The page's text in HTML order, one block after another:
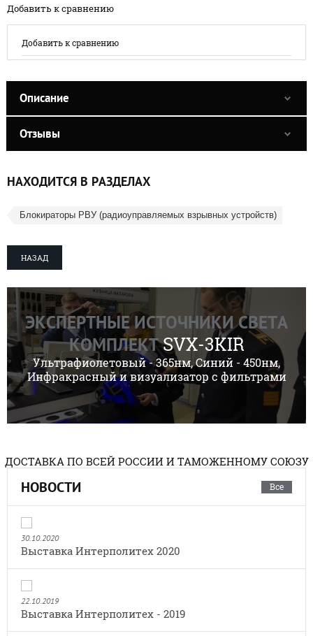
Добавить к сравнению
Добавить к сравнению
Описание
Отзывы
НАХОДИТСЯ В РАЗДЕЛАХ
Блокираторы РВУ (радиоуправляемых взрывных устройств)
НАЗАД
ЭКСПЕРТНЫЕ ИСТОЧНИКИ СВЕТА
КОМПЛЕКТSVX-3KIR
Ультрафиолетовый - 365нм, Синий - 450нм,
Инфракрасный и визуализатор с фильтрами
ДОСТАВКА ПО ВСЕЙ РОССИИ И ТАМОЖЕННОМУ СОЮЗУ
НОВОСТИ Все
30.10.2020
Выставка Интерполитех 2020
22.10.2019
Выставка Интерполитех - 2019